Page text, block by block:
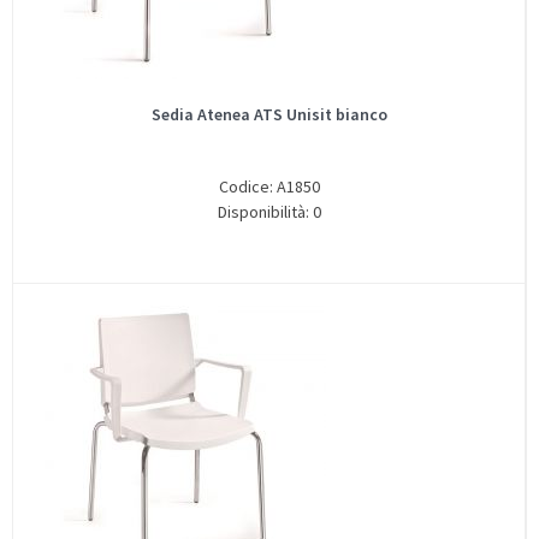
Sedia Atenea ATS Unisit bianco
Codice: A1850
Disponibilità: 0